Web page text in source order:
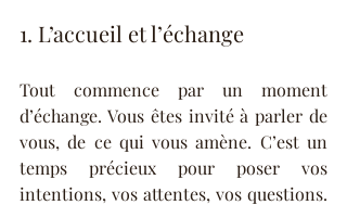
1. L’accueil et l’échange
Tout commence par un moment
d’échange. Vous êtes invité à parler de
vous, de ce qui vous amène. C’est un
temps précieux pour poser vos
intentions, vos attentes, vos questions.